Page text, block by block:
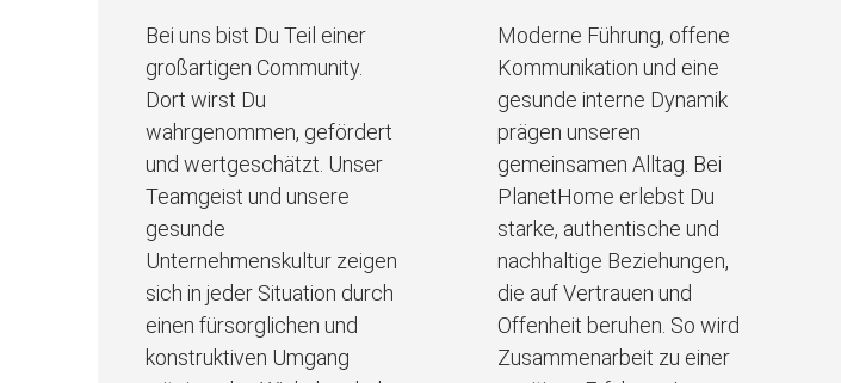
Bei uns bist Du Teil einer
großartigen Community.
Dort wirst Du
wahrgenommen, gefördert
und wertgeschätzt. Unser
Teamgeist und unsere
gesunde
Unternehmenskultur zeigen
sich in jeder Situation durch
einen fürsorglichen und
konstruktiven Umgang
Moderne Führung, offene
Kommunikation und eine
gesunde interne Dynamik
prägen unseren
gemeinsamen Alltag. Bei
PlanetHome erlebst Du
starke, authentische und
nachhaltige Beziehungen,
die auf Vertrauen und
Offenheit beruhen. So wird
Zusammenarbeit zu einer